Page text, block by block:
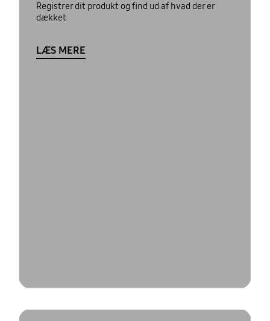
Registrer dit produkt og find ud af hvad der er
dækket
LÆS MERE